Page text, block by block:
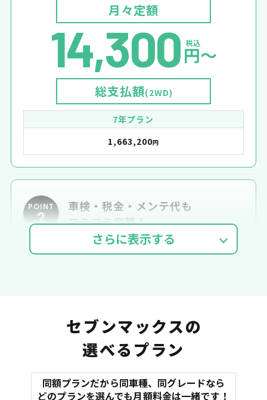
月々定額
14,300 税込
円〜
総支払額(2WD)
7年プラン
1,663,200円
POINT
2
車検・税金・メンテ代も
コミコミ定額！
マット
セブンマックスの
選べるプラン
同額プランだから同車種、同グレードなら
どのプランを選んでも月額料金は一緒です！